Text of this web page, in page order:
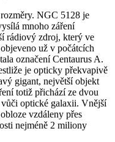
NGC 5128 je
mnoho záření
rádiový zdroj, který ve
už v počátcích
označení Centaurus A.
je opticky překvapivě
gigant, největší objekt
totiž přichází ze dvou
optické galaxii. Vnější
vzdáleny přes
nejméně 2 miliony